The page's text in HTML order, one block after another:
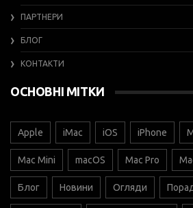
ПАРТНЕРИ
БЛОГ
КОНТАКТИ
ОСНОВНІ МІТКИ
Apple iMac iOS iPhone
Mac Mini macOS Mac Pro
Блог Новини Огляди